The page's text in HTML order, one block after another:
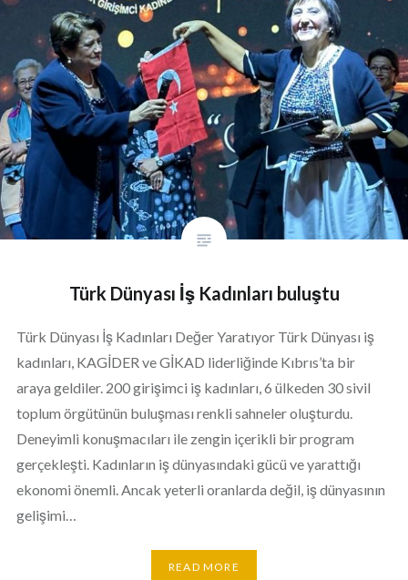
Türk Dünyası İş Kadınları buluştu
Türk Dünyası İş Kadınları Değer Yaratıyor Türk Dünyası iş
kadınları, KAGİDER ve GİKAD liderliğinde Kıbrıs’ta bir
araya geldiler. 200 girişimci iş kadınları, 6 ülkeden 30 sivil
toplum örgütünün buluşması renkli sahneler oluşturdu.
Deneyimli konuşmacıları ile zengin içerikli bir program
gerçekleşti. Kadınların iş dünyasındaki gücü ve yarattığı
ekonomi önemli. Ancak yeterli oranlarda değil, iş dünyasının
gelişimi…
READ MORE